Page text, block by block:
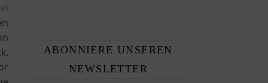
ABONNIERE UNSEREN
NEWSLETTER